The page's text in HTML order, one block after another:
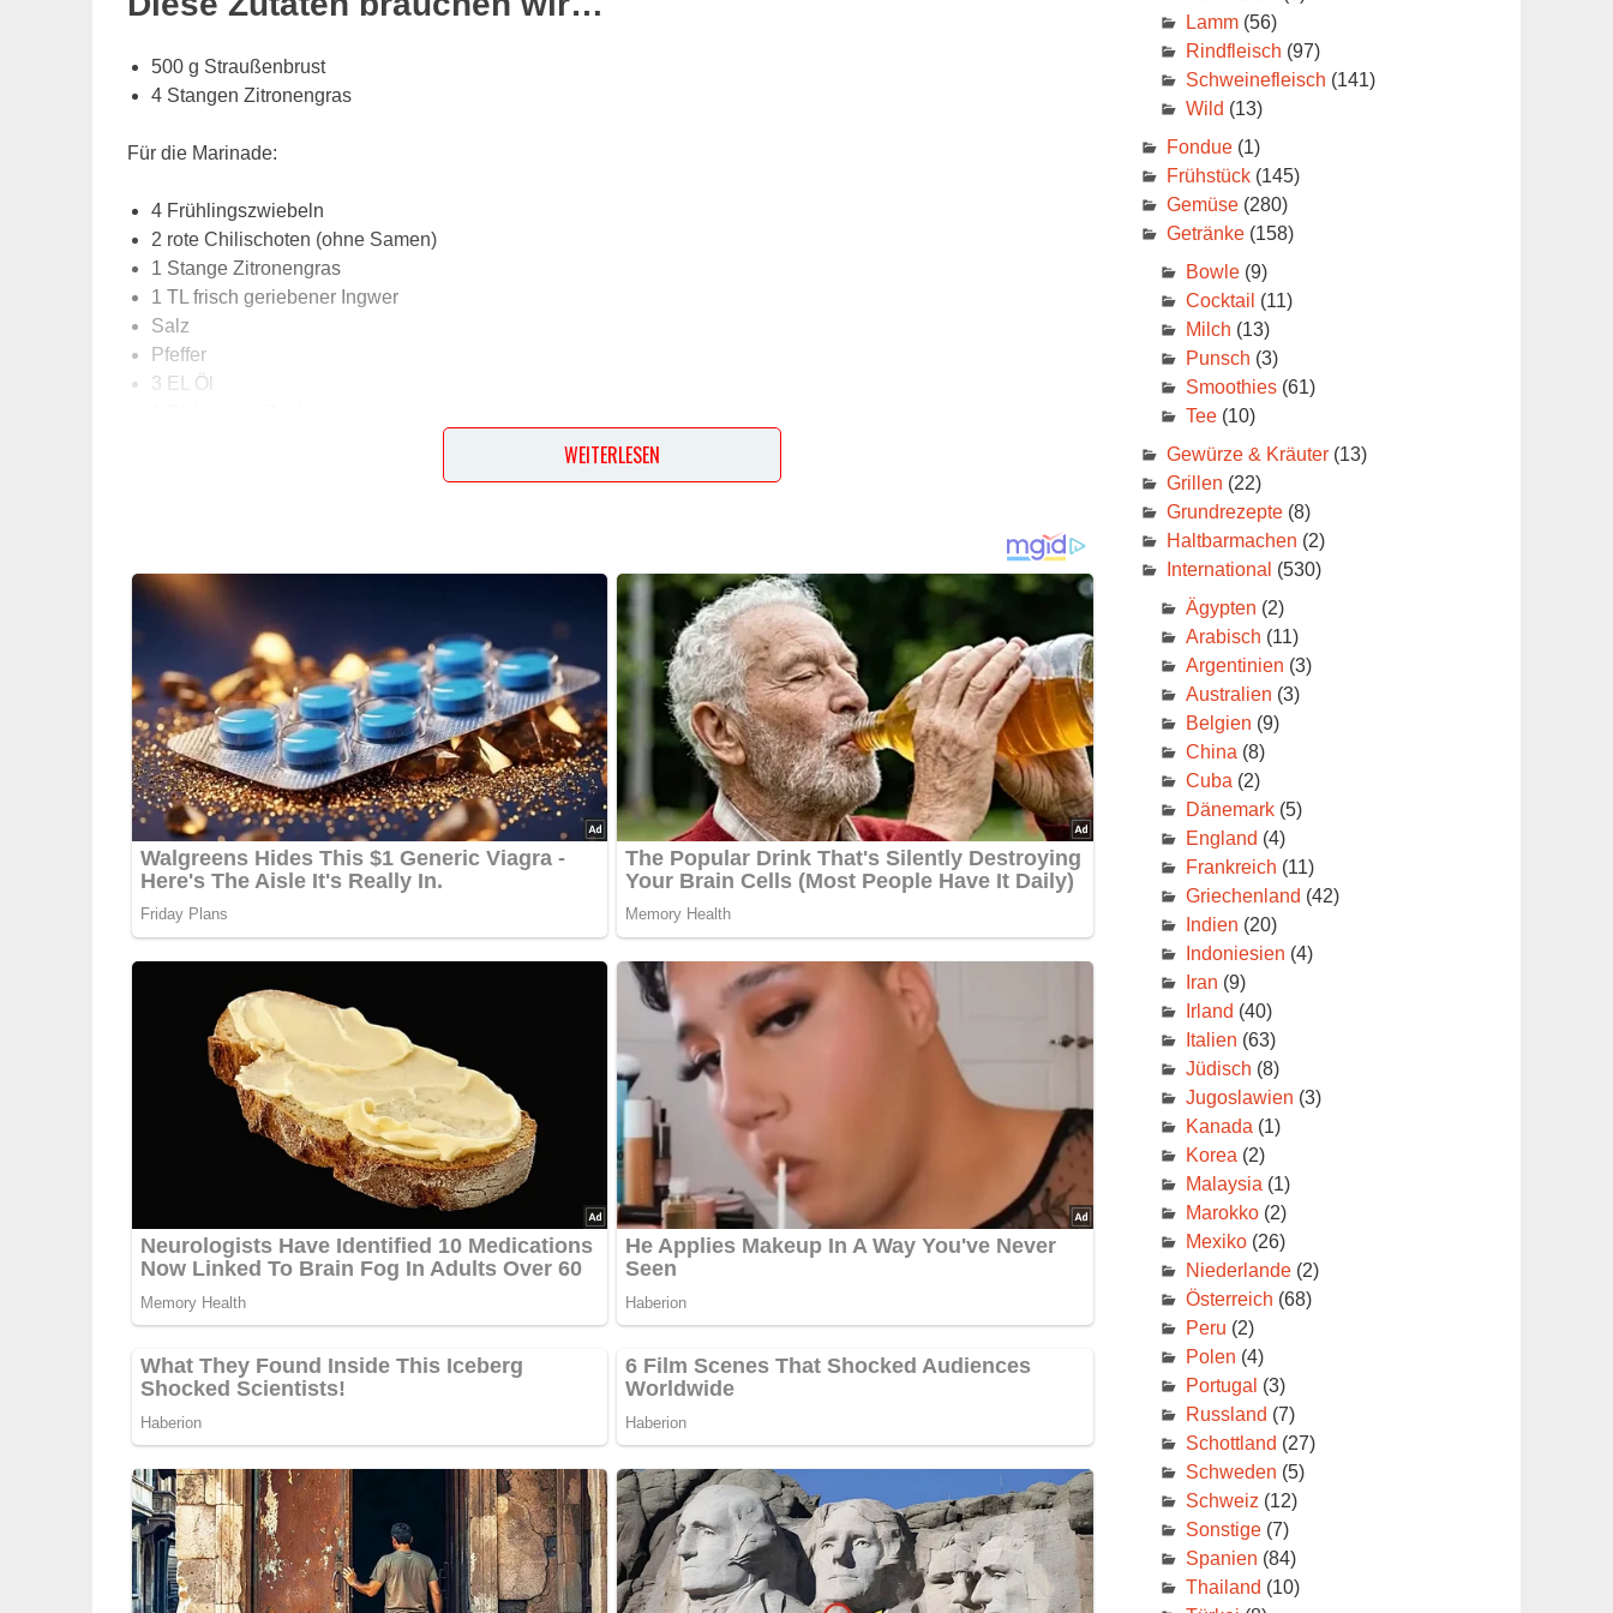
500 g Straußenbrust
4 Stangen Zitronengras
Für die Marinade:
4 Frühlingszwiebeln
2 rote Chilischoten (ohne Samen)
1 Stange Zitronengras
1 TL frisch geriebener Ingwer
Salz
Pfeffer
3 EL Öl
in Rautenform geschnittenes Fruchtfleisch von gelben und roten Paprikaschoten
Öl zum Braten
2 EL grob gehackte Erdnüsse
Lob, Kritik, Fragen oder Anregungen zum Rezept? Dann hinterlasse doch bitte einen Kommentar am Ende
dieser Seite & auch eine Bewertung!
Und so wird es gemacht…
Zitronengras von den äußeren Blättern befreien, die grünen Spitzen und das Wurzelende der Stangen entfernen.
Zitronengras der Länge nach halbieren. Straußenbrust in 2 cm-Würfel schneiden und diese in der Mitte mit einem
spitzen Messer durchstechen. Fleischwürfel auf dem halbierten Zitronengras aufspießen. Für die Marinade
Frühlingszwiebeln und Zitronengras in feine Ringe schneiden, Chili in Streifen schneiden. Alles mit Salz, Pfeffer,
Öl, Ingwer, Zucker, Fischsauce und Sojasauce verrühren. Straußenspieße in eine Form legen, mit Marinade
begießen. Im Kühlschrank, mit Folie abgedeckt, 1 Stunde ziehen lassen. Straußenspieße aus der Marinade
nehmen und mit Küchenpapier trocken tupfen. Öl in einer flachen Pfanne erhitzen und die Spieße 8 bis 10 Minuten
beidseitig braten. Danach herausnehmen und warm halten. Paprikarauten in Öl braten, mit Salz und Pfeffer
würzen. Die restliche Marinade mit in Wasser angerührtem Reismehl binden. Die gebratenen Spieße noch kurz in
die Sauce legen. Anrichten: Straußenspieße auf Tellern anrichten. Mit Paprika und Erdnüssen garniert servieren.
Dazu paßt Wildreis mit Pinienkernen.
WEITERLESEN
Lamm(56)
Rindfleisch (97)
Schweinefleisch (141)
Wild (13)
Fondue(1)
Frühstück(145)
Gemüse(280)
Getränke(158)
Bowle(9)
Cocktail (11)
Milch (13)
Punsch (3)
Smoothies(61)
Tee(10)
Gewürze & Kräuter(13)
Grillen (22)
Grundrezepte(8)
Haltbarmachen (2)
International (530)
Ägypten (2)
Arabisch (11)
Argentinien (3)
Australien (3)
Belgien (9)
China (8)
Cuba (2)
Dänemark(5)
England (4)
Frankreich (11)
Griechenland (42)
Indien (20)
Indoniesien (4)
Iran (9)
Irland (40)
Italien (63)
Jüdisch (8)
Jugoslawien (3)
Kanada (1)
Korea (2)
Malaysia (1)
Marokko(2)
Mexiko(26)
Niederlande(2)
Österreich (68)
Peru (2)
Polen (4)
Portugal (3)
Russland (7)
Schottland (27)
Schweden (5)
Schweiz (12)
Sonstige(7)
Spanien (84)
Thailand (10)